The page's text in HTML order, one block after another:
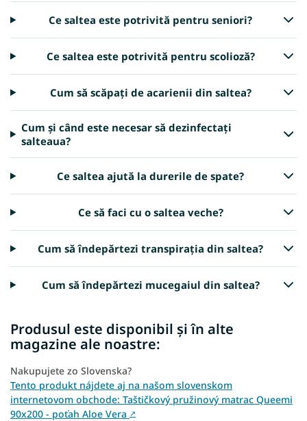
Ce saltea este potrivită pentru seniori?
Ce saltea este potrivită pentru scolioză?
Cum să scăpați de acarienii din saltea?
Cum și când este necesar să dezinfectați
salteaua?
Ce saltea ajută la durerile de spate?
Ce să faci cu o saltea veche?
Cum să îndepărtezi transpirația din saltea?
Cum să îndepărtezi mucegaiul din saltea?
Produsul este disponibil și în alte
magazine ale noastre:
Nakupujete zo Slovenska?
Tento produkt nájdete aj na našom slovenskom
internetovom obchode: Taštičkový pružinový matrac Queemi
90x200 - poťah Aloe Vera ↗